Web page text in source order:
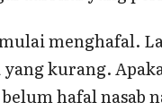
menghafal.
kurang.
hafal nasab